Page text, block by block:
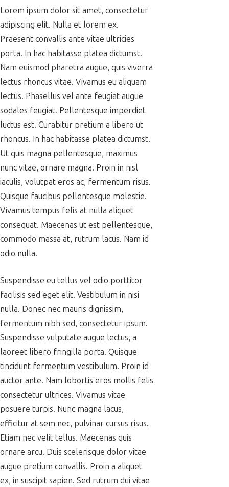
Lorem ipsum dolor sit amet, consectetur
adipiscing elit. Nulla et lorem ex.
Praesent convallis ante vitae ultricies
porta. In hac habitasse platea dictumst.
Nam euismod pharetra augue, quis viverra
lectus rhoncus vitae. Vivamus eu aliquam
lectus. Phasellus vel ante feugiat augue
sodales feugiat. Pellentesque imperdiet
luctus est. Curabitur pretium a libero ut
rhoncus. In hac habitasse platea dictumst.
Ut quis magna pellentesque, maximus
nunc vitae, ornare magna. Proin in nisl
iaculis, volutpat eros ac, fermentum risus.
Quisque faucibus pellentesque molestie.
Vivamus tempus felis at nulla aliquet
consequat. Maecenas ut est pellentesque,
commodo massa at, rutrum lacus. Nam id
odio nulla.
Suspendisse eu tellus vel odio porttitor
facilisis sed eget elit. Vestibulum in nisi
nulla. Donec nec mauris dignissim,
fermentum nibh sed, consectetur ipsum.
Suspendisse vulputate augue lectus, a
laoreet libero fringilla porta. Quisque
tincidunt fermentum vestibulum. Proin id
auctor ante. Nam lobortis eros mollis felis
consectetur ultrices. Vivamus vitae
posuere turpis. Nunc magna lacus,
efficitur at sem nec, pulvinar cursus risus.
Etiam nec velit tellus. Maecenas quis
ornare arcu. Duis scelerisque dolor vitae
augue pretium convallis. Proin a aliquet
ex, in suscipit sapien. Sed rutrum dui vitae